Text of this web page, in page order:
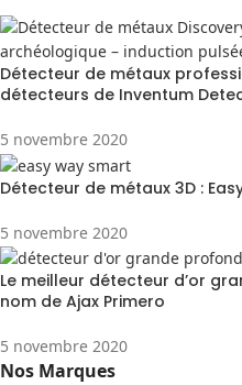
Détecteur de métaux
détecteurs de Inventum
5 novembre 2020
Détecteur de métaux 3D :
5 novembre 2020
Le meilleur détecteur d’or
nom de Ajax Primero
5 novembre 2020
Nos Marques